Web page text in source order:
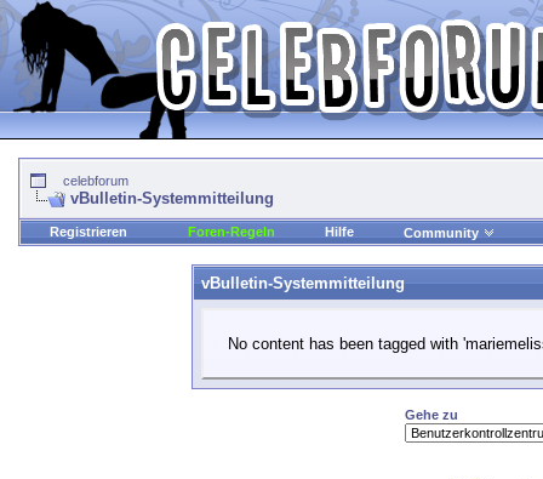
celebforum
vBulletin-Systemmitteilung
Registrieren Foren-Regeln Hilfe Community
vBulletin-Systemmitteilung
No content has been tagged with
Gehe zu